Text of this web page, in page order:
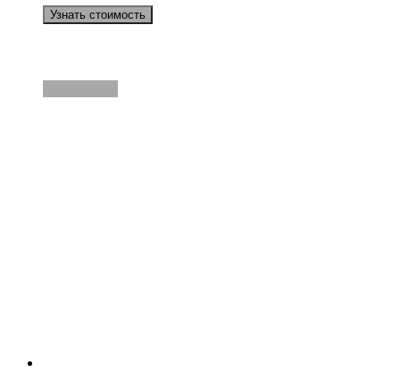
Узнать стоимость